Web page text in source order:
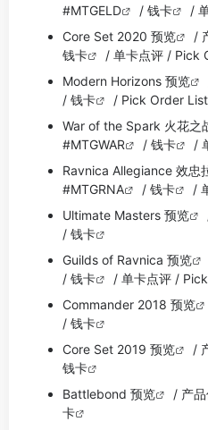
#MTGELD
/ 钱卡 /
Core Set 2020 预览
/
钱卡
/ 单卡点评 / Pick
Modern Horizons 预览
/ 钱卡 / Pick Order List
War of the Spark 火花之
#MTGWAR
/ 钱卡 /
Ravnica Allegiance 效忠
#MTGRNA
/ 钱卡 /
Ultimate Masters 预览
/ 钱卡
Guilds of Ravnica 预览
/ 钱卡 / 单卡点评 /
Commander 2018 预览
/ 钱卡
Core Set 2019 预览
/
钱卡
Battlebond 预览
/ 产
卡